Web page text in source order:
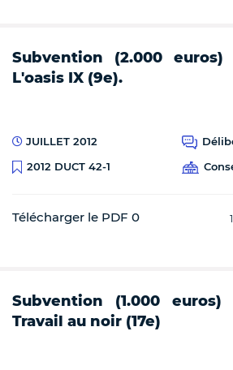
Subvention (2.000 euros)
L'oasis IX (9e).
JUILLET 2012
2012 DUCT 42-1
Télécharger le PDF 0
Subvention (1.000 euros)
Travail au noir (17e)